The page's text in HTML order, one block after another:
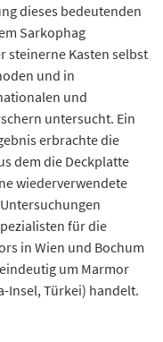
dieses bedeutenden
Sarkophag
steinerne Kasten selbst
und in
und
untersucht. Ein
erbrachte die
dem die Deckplatte
wiederverwendete
für die
in Wien und Bochum
um Marmor
Insel, Türkei) handelt.